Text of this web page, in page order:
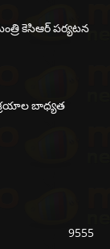
కెసిఆర్ పర్యటన
బాధ్యత
9555